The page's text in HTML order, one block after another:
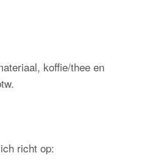
koffie/thee en
richt op: